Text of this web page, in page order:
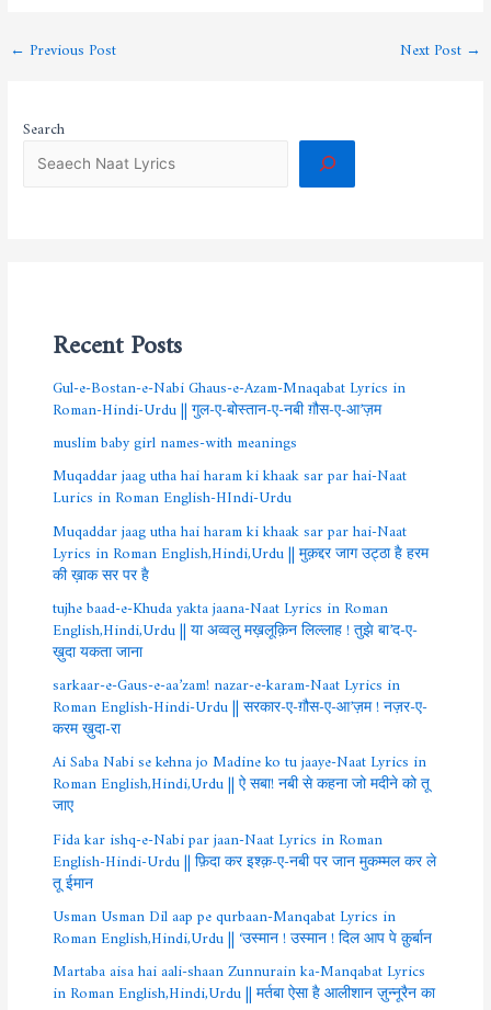
← Previous Post Next Post→
Search
Recent Posts
Gul-e-Bostan-e-Nabi Ghaus-e-Azam-Mnaqabat Lyrics in
Roman-Hindi-Urdu || गुल-ए-बोस्तान-ए-नबी ग़ौस-ए-आ’ज़म
muslim baby girl names-with meanings
Muqaddar jaag utha hai haram ki khaak sar par hai-Naat
Lurics in Roman English-HIndi-Urdu
Muqaddar jaag utha hai haram ki khaak sar par hai-Naat
Lyrics in Roman English,Hindi,Urdu || मुक़द्दर जाग उट्ठा है हरम
की ख़ाक सर पर है
tujhe baad-e-Khuda yakta jaana-Naat Lyrics in Roman
English,Hindi,Urdu || या अव्वलु मख़लूक़िन लिल्लाह ! तुझे बा’द-ए-
ख़ुदा यकता जाना
sarkaar-e-Gaus-e-aa’zam! nazar-e-karam-Naat Lyrics in
Roman English-Hindi-Urdu || सरकार-ए-ग़ौस-ए-आ’ज़म ! नज़र-ए-
करम ख़ुदा-रा
Ai Saba Nabi se kehna jo Madine ko tu jaaye-Naat Lyrics in
Roman English,Hindi,Urdu || ऐ सबा! नबी से कहना जो मदीने को तू
जाए
Fida kar ishq-e-Nabi par jaan-Naat Lyrics in Roman
English-Hindi-Urdu || फ़िदा कर इश्क़-ए-नबी पर जान मुकम्मल कर ले
तू ईमान
Usman Usman Dil aap pe qurbaan-Manqabat Lyrics in
Roman English,Hindi,Urdu || ‘उस्मान ! उस्मान ! दिल आप पे क़ुर्बान
Martaba aisa hai aali-shaan Zunnurain ka-Manqabat Lyrics
in Roman English,Hindi,Urdu || मर्तबा ऐसा है आलीशान ज़ुन्नूरैन का